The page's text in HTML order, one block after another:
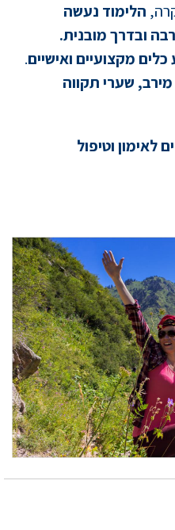
הלימוד נעשה
ובדרך מובנית.
מקצועיים ואישיים.
מירב, שערי תקווה
לאימון וטיפול